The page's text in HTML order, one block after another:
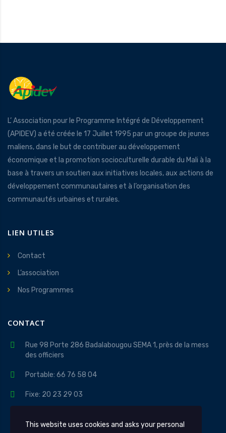
L’ Association pour le Programme Intégré de Développement
(APIDEV) a été créée le 17 Juillet 1995 par un groupe de jeunes
maliens, dans le but de contribuer au développement
économique et la promotion socioculturelle durable du Mali à la
base à travers un soutien aux initiatives locales, aux actions de
développement communautaires et à l’organisation des
communautés urbaines et rurales.
LIEN UTILES
Contact
L’association
Nos Programmes
CONTACT
Rue 98 Porte 286 Badalabougou SEMA 1, près de la mess
des officiers
Portable: 66 76 58 04
Fixe: 20 23 29 03
This website uses cookies and asks your personal